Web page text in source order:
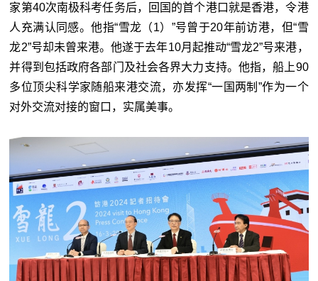
家第40次南极科考任务后，回国的首个港口就是香港，令港
人充满认同感。他指“雪龙（1）”号曾于20年前访港，但“雪
龙2”号却未曾来港。他遂于去年10月起推动“雪龙2”号来港，
并得到包括政府各部门及社会各界大力支持。他指，船上90
多位顶尖科学家随船来港交流，亦发挥“一国两制”作为一个
对外交流对接的窗口，实属美事。